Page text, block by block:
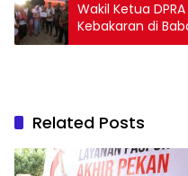
Wakil Ketua
Kebakaran di
Related Posts